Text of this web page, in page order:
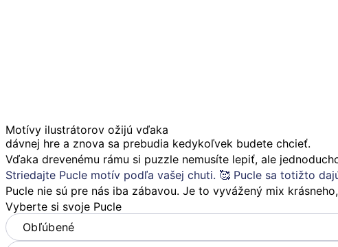
Motívy ilustrátorov ožijú vďaka
dávnej hre a znova sa prebudia kedykoľvek budete chcieť.
Vďaka drevenému rámu si puzzle nemusíte lepiť, ale
Striedajte Pucle motív podľa vašej chuti. 🥰 Pucle sa totižto
Pucle nie sú pre nás iba zábavou. Je to vyvážený mix
Vyberte si svoje Pucle
Obľúbené